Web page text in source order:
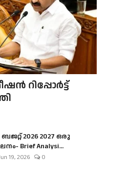
റിപ്പോർട്ട്
2026 2027 ഒരു
Brief Analysi...
19, 2026 0